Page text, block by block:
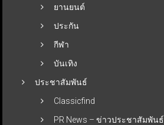
ยานยนต์
ประกัน
กีฬา
บันเทิง
ประชาสัมพันธ์
Classicfind
PR News – ข่าวประชาสัมพันธ์